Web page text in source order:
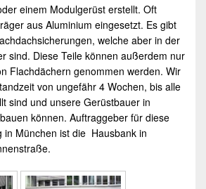
einem Modulgerüst erstellt. Oft
aus Aluminium eingesetzt. Es gibt
welche aber in der
sind. Diese Teile können außerdem nur
Flachdächern genommen werden. Wir
von ungefähr 4 Wochen, bis alle
sind und unsere Gerüstbauer in
können. Auftraggeber für diese
in München ist die Hausbank in